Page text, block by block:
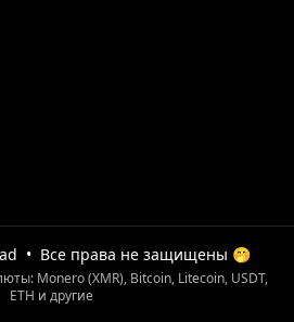
• Все права не защищены 🤭
Monero (XMR), Bitcoin, Litecoin, USDT,
ETH и другие